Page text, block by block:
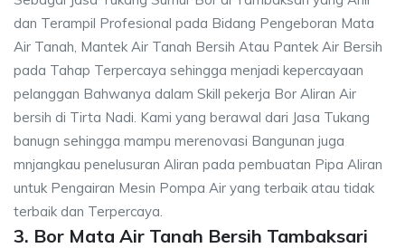
dan Terampil Profesional pada Bidang Pengeboran Mata
Air Tanah, Mantek Air Tanah Bersih Atau Pantek Air Bersih
pada Tahap Terpercaya sehingga menjadi kepercayaan
pelanggan Bahwanya dalam Skill pekerja Bor Aliran Air
bersih di Tirta Nadi. Kami yang berawal dari Jasa Tukang
banugn sehingga mampu merenovasi Bangunan juga
mnjangkau penelusuran Aliran pada pembuatan Pipa Aliran
untuk Pengairan Mesin Pompa Air yang terbaik atau tidak
terbaik dan Terpercaya.
3. Bor Mata Air Tanah Bersih Tambaksari